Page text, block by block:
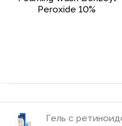
Peroxide 10%
Гель с